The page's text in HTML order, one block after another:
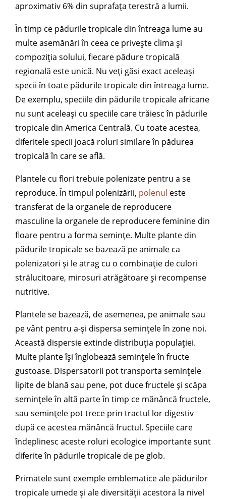
aproximativ 6% din suprafața terestră a lumii.
În timp ce pădurile tropicale din întreaga lume au
multe asemănări în ceea ce privește clima și
compoziția solului, fiecare pădure tropicală
regională este unică. Nu veți găsi exact aceleași
specii în toate pădurile tropicale din întreaga lume.
De exemplu, speciile din pădurile tropicale africane
nu sunt aceleași cu speciile care trăiesc în pădurile
tropicale din America Centrală. Cu toate acestea,
diferitele specii joacă roluri similare în pădurea
tropicală în care se află.
Plantele cu flori trebuie polenizate pentru a se
reproduce. În timpul polenizării, polenul este
transferat de la organele de reproducere
masculine la organele de reproducere feminine din
floare pentru a forma semințe. Multe plante din
pădurile tropicale se bazează pe animale ca
polenizatori și le atrag cu o combinație de culori
strălucitoare, mirosuri atrăgătoare și recompense
nutritive.
Plantele se bazează, de asemenea, pe animale sau
pe vânt pentru a-și dispersa semințele în zone noi.
Această dispersie extinde distribuția populației.
Multe plante își înglobează semințele în fructe
gustoase. Dispersatorii pot transporta semințele
lipite de blană sau pene, pot duce fructele și scăpa
semințele în altă parte în timp ce mănâncă fructele,
sau semințele pot trece prin tractul lor digestiv
după ce acestea mănâncă fructul. Speciile care
îndeplinesc aceste roluri ecologice importante sunt
diferite în pădurile tropicale de pe glob.
Primatele sunt exemple emblematice ale pădurilor
tropicale umede și ale diversității acestora la nivel